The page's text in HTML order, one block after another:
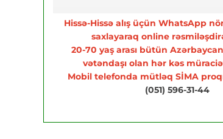
Hissə-Hissə alış üçün WhatsApp
saxlayaraq online
20-70 yaş arası bütün
vətəndaşı olan hər kəs
Mobil telefonda mütləq SİMA
(051) 596-31-44